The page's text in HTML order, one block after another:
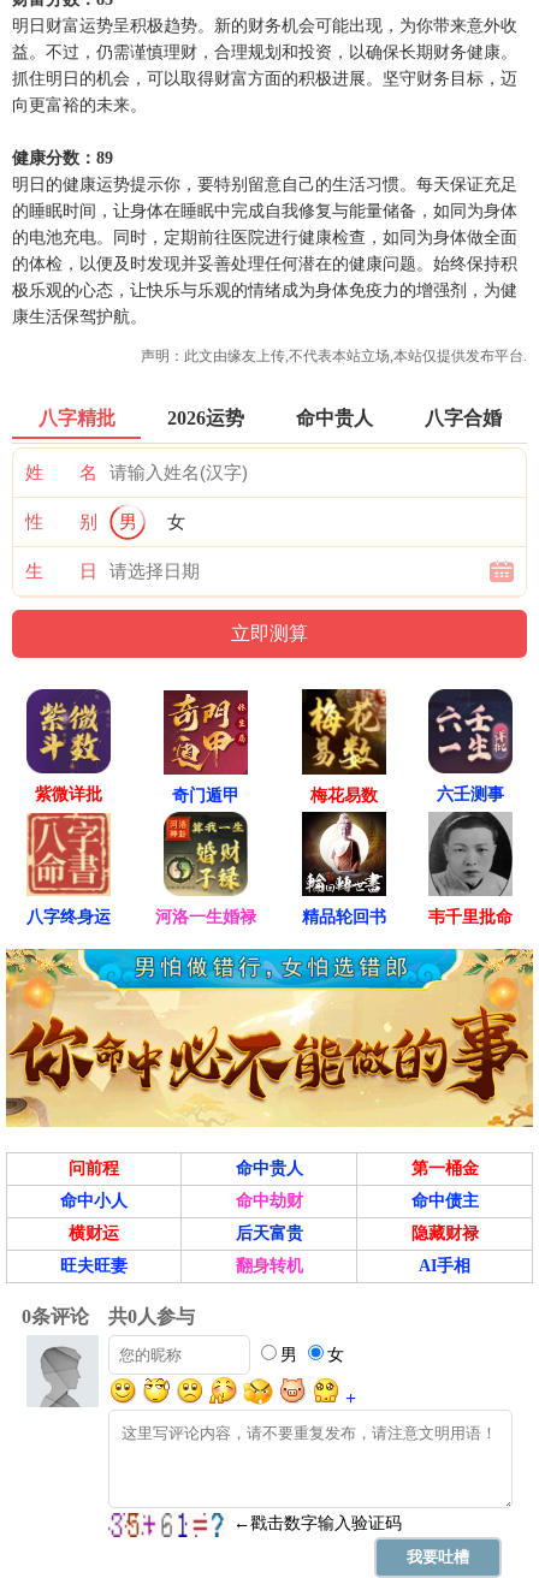
明日财富运势呈积极趋势。新的财务机会可能出现，为你带来意外收
益。不过，仍需谨慎理财，合理规划和投资，以确保长期财务健康。
抓住明日的机会，可以取得财富方面的积极进展。坚守财务目标，迈
向更富裕的未来。
健康分数：89
明日的健康运势提示你，要特别留意自己的生活习惯。每天保证充足
的睡眠时间，让身体在睡眠中完成自我修复与能量储备，如同为身体
的电池充电。同时，定期前往医院进行健康检查，如同为身体做全面
的体检，以便及时发现并妥善处理任何潜在的健康问题。始终保持积
极乐观的心态，让快乐与乐观的情绪成为身体免疫力的增强剂，为健
康生活保驾护航。
声明：此文由缘友上传,不代表本站立场,本站仅提供发布平台.
八字精批 2026运势 命中贵人 八字合婚
姓 名
性 别 男 女
生 日
紫微详批 奇门遁甲 梅花易数 六壬测事
八字终身运 河洛一生婚禄 精品轮回书 韦千里批命
问前程 命中贵人
第一桶金
命中小人
命中劫财
命中债主
横财运
后天富贵
隐藏财禄
旺夫旺妻
翻身转机 AI手相